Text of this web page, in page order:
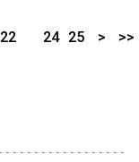
22
24 25 > >>